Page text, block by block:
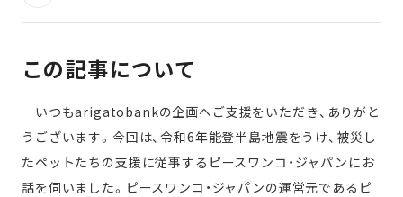
この記事について
いつもarigatobankの企画へご支援をいただき、ありがと
うございます。今回は、令和6年能登半島地震をうけ、被災し
たペットたちの支援に従事するピースワンコ・ジャパンにお
話を伺いました。ピースワンコ・ジャパンの運営元であるピ